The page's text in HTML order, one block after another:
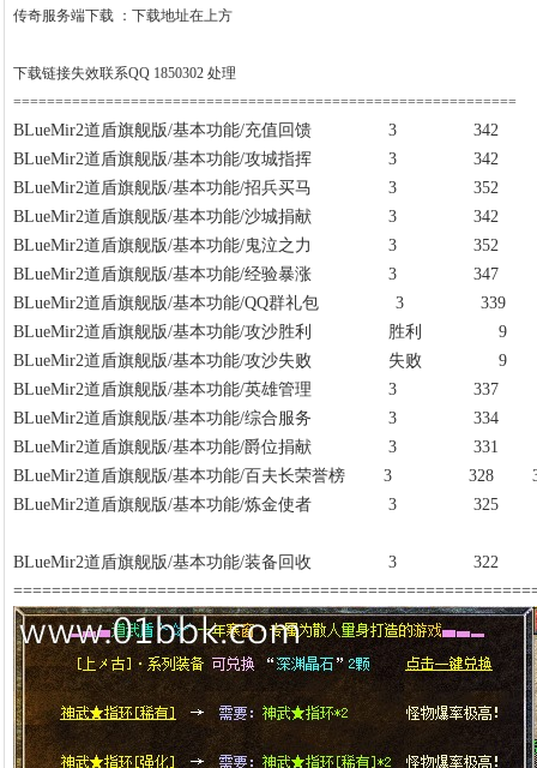
传奇服务端下载 ：下载地址在上方
下载链接失效联系QQ 1850302 处理
============================================================
BLueMir2道盾旗舰版/基本功能/充值回馈 3 342
BLueMir2道盾旗舰版/基本功能/攻城指挥 3 342
BLueMir2道盾旗舰版/基本功能/招兵买马 3 352
BLueMir2道盾旗舰版/基本功能/沙城捐献 3 342
BLueMir2道盾旗舰版/基本功能/鬼泣之力 3 352
BLueMir2道盾旗舰版/基本功能/经验暴涨 3 347
BLueMir2道盾旗舰版/基本功能/QQ群礼包 3 339
BLueMir2道盾旗舰版/基本功能/攻沙胜利 胜利 9
BLueMir2道盾旗舰版/基本功能/攻沙失败 失败 9
BLueMir2道盾旗舰版/基本功能/英雄管理 3 337
BLueMir2道盾旗舰版/基本功能/综合服务 3 334
BLueMir2道盾旗舰版/基本功能/爵位捐献 3 331
BLueMir2道盾旗舰版/基本功能/百夫长荣誉榜 3 328
BLueMir2道盾旗舰版/基本功能/炼金使者 3 325
BLueMir2道盾旗舰版/基本功能/装备回收 3 322